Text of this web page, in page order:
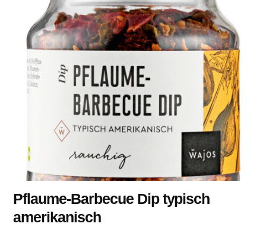
Pflaume-Barbecue Dip typisch
amerikanisch